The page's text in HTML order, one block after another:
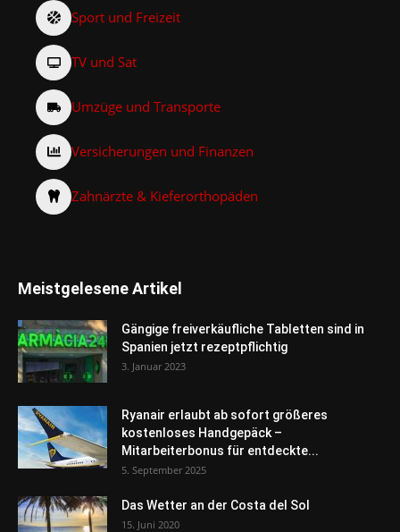
Sport und Freizeit
TV und Sat
Umzüge und Transporte
Versicherungen und Finanzen
Zahnärzte & Kieferorthopäden
Meistgelesene Artikel
Gängige freiverkäufliche Tabletten sind in
Spanien jetzt rezeptpflichtig
3. Januar 2023
Ryanair erlaubt ab sofort größeres
kostenloses Handgepäck –
Mitarbeiterbonus für entdeckte...
5. September 2025
Das Wetter an der Costa del Sol
15. Juni 2020